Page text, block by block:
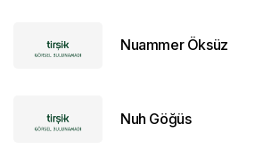
Nuammer Öksüz
Nuh Göğüs